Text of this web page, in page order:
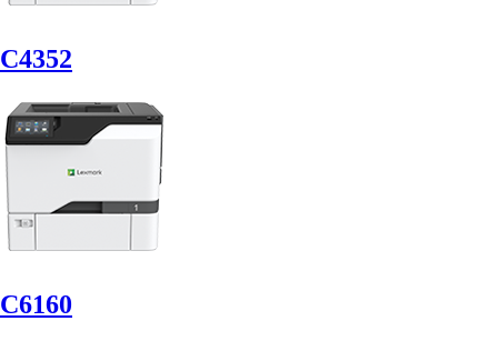
C4352
C6160